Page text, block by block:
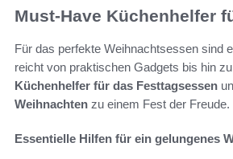
Must-Have Küchenhelfer
Für das perfekte Weihnachtsessen sind
reicht von praktischen Gadgets bis hin
Küchenhelfer für das Festtagsessen
Weihnachten zu einem Fest der Freude.
Essentielle Hilfen für ein gelungenes